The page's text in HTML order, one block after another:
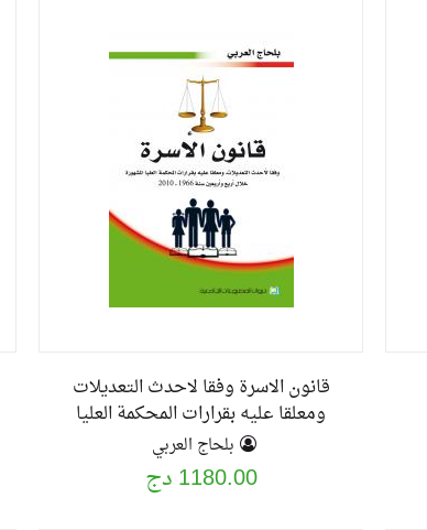
قانون الاسرة وفقا لاحدث التعديلات
ومعلقا عليه بقرارات المحكمة العليا
2010
بلحاج العربي
1180.00 دج